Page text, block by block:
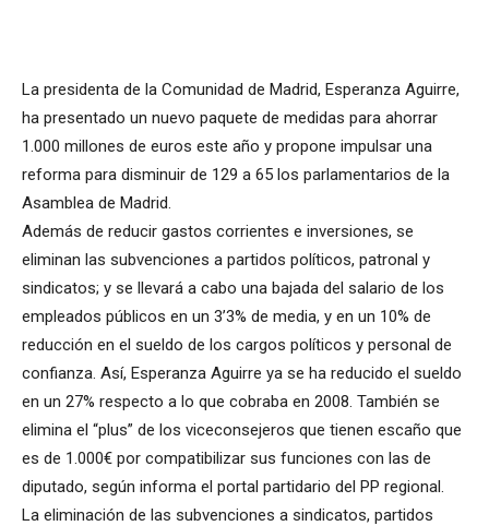
La presidenta de la Comunidad de Madrid, Esperanza Aguirre,
ha presentado un nuevo paquete de medidas para ahorrar
1.000 millones de euros este año y propone impulsar una
reforma para disminuir de 129 a 65 los parlamentarios de la
Asamblea de Madrid.
Además de reducir gastos corrientes e inversiones, se
eliminan las subvenciones a partidos políticos, patronal y
sindicatos; y se llevará a cabo una bajada del salario de los
empleados públicos en un 3’3% de media, y en un 10% de
reducción en el sueldo de los cargos políticos y personal de
confianza. Así, Esperanza Aguirre ya se ha reducido el sueldo
en un 27% respecto a lo que cobraba en 2008. También se
elimina el “plus” de los viceconsejeros que tienen escaño que
es de 1.000€ por compatibilizar sus funciones con las de
diputado, según informa el portal partidario del PP regional.
La eliminación de las subvenciones a sindicatos, partidos